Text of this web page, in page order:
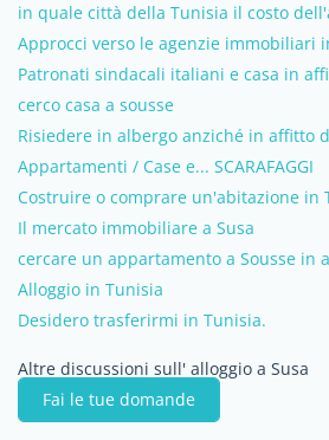
in quale città della Tunisia il costo
Approcci verso le agenzie immobiliari
Patronati sindacali italiani e casa in
cerco casa a sousse
Risiedere in albergo anziché in affitto
Appartamenti / Case e... SCARAFAGGI
Costruire o comprare un'abitazione in
Il mercato immobiliare a Susa
cercare un appartamento a Sousse in
Alloggio in Tunisia
Desidero trasferirmi in Tunisia.
Altre discussioni sull' alloggio a Susa
Fai le tue domande